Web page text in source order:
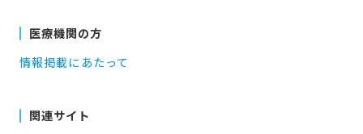
医療機関の方
情報掲載にあたって
関連サイト